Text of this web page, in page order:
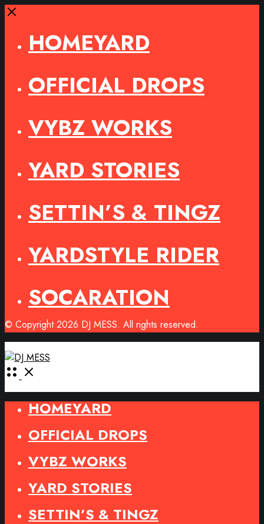
Close
HOMEYARD
OFFICIAL DROPS
VYBZ WORKS
YARD STORIES
SETTIN’S & TINGZ
YARDSTYLE RIDER
SOCARATION
© Copyright 2026 DJ MESS. All rights reserved.
Open
HOMEYARD
OFFICIAL DROPS
VYBZ WORKS
YARD STORIES
SETTIN’S & TINGZ